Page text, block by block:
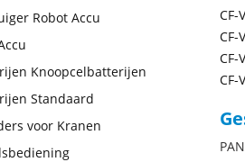
Robot Accu
Knoopcelbatterijen
Standaard
voor Kranen
CF-
CF-
CF-
CF-